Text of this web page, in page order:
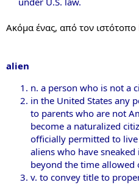
Ακόμα ένας, από τον ιστότοπο
alien
n. a person who is not a
in the United States any
to parents who are not
become a naturalized
officially permitted to
aliens who have
beyond the time allowed
v. to convey title to